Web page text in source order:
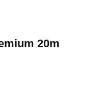
20m